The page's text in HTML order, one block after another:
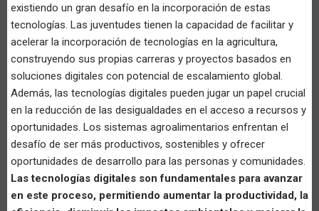
existiendo un gran desafío en la incorporación de estas
tecnologías. Las juventudes tienen la capacidad de facilitar y
acelerar la incorporación de tecnologías en la agricultura,
construyendo sus propias carreras y proyectos basados en
soluciones digitales con potencial de escalamiento global.
Además, las tecnologías digitales pueden jugar un papel crucial
en la reducción de las desigualdades en el acceso a recursos y
oportunidades. Los sistemas agroalimentarios enfrentan el
desafío de ser más productivos, sostenibles y ofrecer
oportunidades de desarrollo para las personas y comunidades.
Las tecnologías digitales son fundamentales para avanzar
en este proceso, permitiendo aumentar la productividad, la